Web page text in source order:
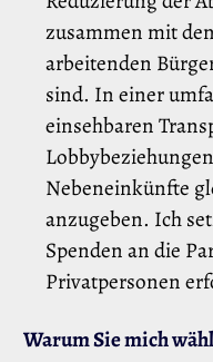
zusammen mit
arbeitenden
sind. In einer
einsehbaren
Nebeneinkünfte
anzugeben. Ich
Spenden an die
Privatpersonen
Warum Sie mich